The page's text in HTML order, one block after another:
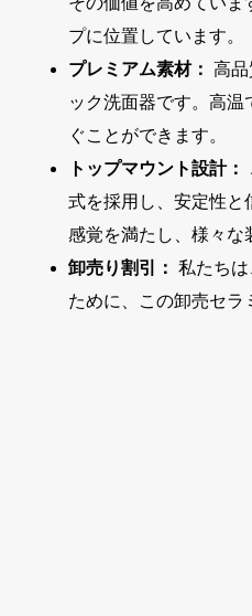
プに位置しています。
プレミアム素材： 高品
ック洗面器です。高
ぐことができます。
トップマウント設計：
式を採用し、安定性と
感覚を満たし、様々な
卸売り割引： 私たち
ために、この卸売セラ